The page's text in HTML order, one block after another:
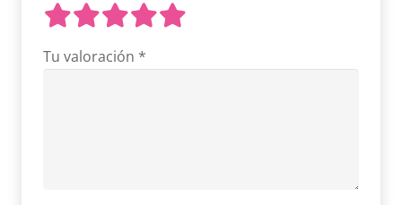
Tu valoración *